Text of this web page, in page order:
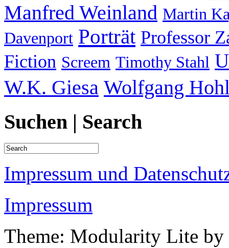
Manfred Weinland Martin
Davenport Porträt Professor
Fiction Screem Timothy Stahl
W.K. Giesa Wolfgang
Suchen | Search
Impressum und
Impressum
Theme: Modularity Lite by